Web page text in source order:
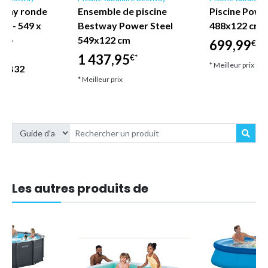
ronde
- 549 x
-
Ensemble de piscine
Bestway Power Steel
549x122 cm
1 437,95€*
* Meilleur prix
Piscine
488x122 cm
699,99€*
* Meilleur prix
Les autres produits de